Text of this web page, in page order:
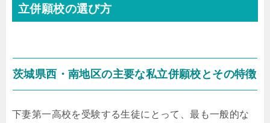
立併願校の選び方
茨城県西・南地区の主要な私立併願校とその特徴
下妻第一高校を受験する生徒にとって、最も一般的な